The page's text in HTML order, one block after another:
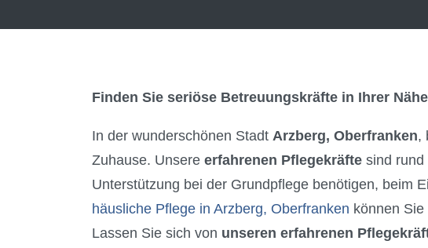
Finden Sie seriöse Betreuungskräfte in Ihrer
In der wunderschönen Stadt Arzberg, Oberfranken,
Zuhause. Unsere erfahrenen Pflegekräfte sind rund
Unterstützung bei der Grundpflege benötigen, beim
häusliche Pflege in Arzberg, Oberfranken können
Lassen Sie sich von unseren erfahrenen